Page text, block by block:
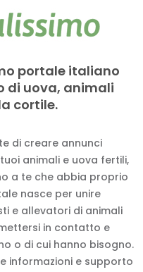
portale italiano
di uova, animali
cortile.
di creare annunci
animali e uova fertili,
a te che abbia proprio
nasce per unire
e allevatori di animali
in contatto e
o di cui hanno bisogno.
informazioni e supporto